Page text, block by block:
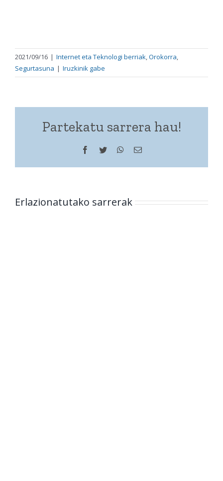
2021/09/16 | Internet eta Teknologi berriak,Orokorra,
Segurtasuna | Iruzkinik gabe
Partekatu sarrera hau!
Facebook
Twitter WhatsApp
Helbide
Erlazionatutako sarrerak